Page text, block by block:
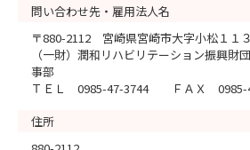
問い合わせ先・雇用法人名
〒880-2112 宮崎県宮崎市大字小松１１
（一財）潤和リハビリテーション振興
事部
ＴＥＬ 0985-47-3744 ＦＡＸ 0985-
住所